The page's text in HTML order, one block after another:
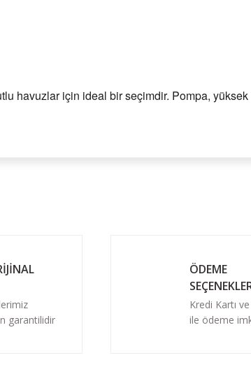
havuzlar için ideal bir seçimdir. Pompa, yüksek
garantilidir
ÖDEME
Kredi Kartı
ile ödeme